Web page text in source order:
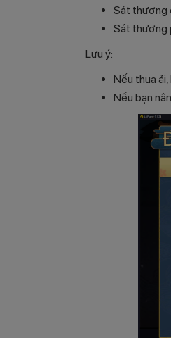
Sát thương
Sát thương
Lưu ý:
Nếu thua
Nếu bạn